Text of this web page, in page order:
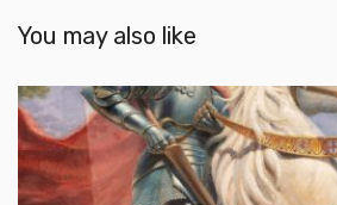
You may also like